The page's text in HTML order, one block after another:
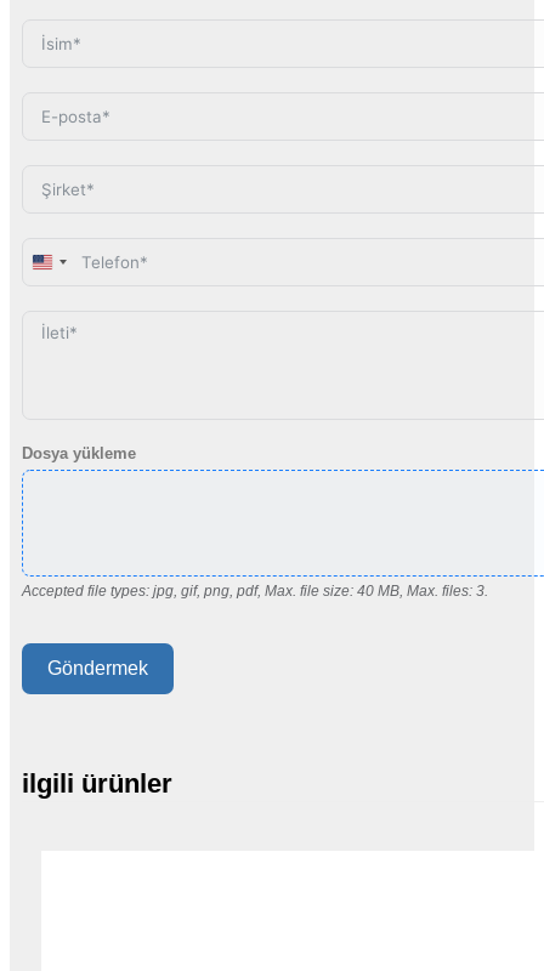
United
Dosya yükleme
Accepted file types: jpg, gif, png, pdf, Max. file size: 40 MB, Max. files: 3.
Göndermek
ilgili ürünler